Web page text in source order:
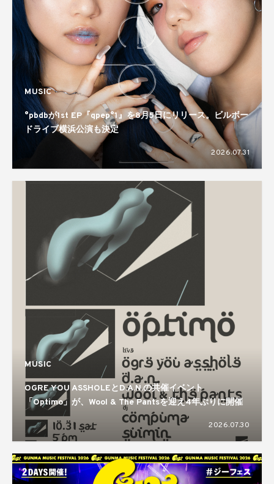
MUSIC
°pbdbが1st EP『qpep°1』を8月5日にリリース。ビルボー
ドライブ横浜公演も決定
2026.07.31
MUSIC
OGRE YOU ASSHOLEとD.A.N.の共催イベント
「Optimo」が、Wool & The Pantsを迎え4年ぶりに開催
2026.07.30